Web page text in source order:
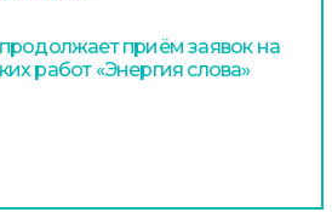
приём заявок на
работ «Энергия слова»